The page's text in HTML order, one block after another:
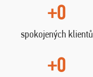
+0
spokojených klientů
+0